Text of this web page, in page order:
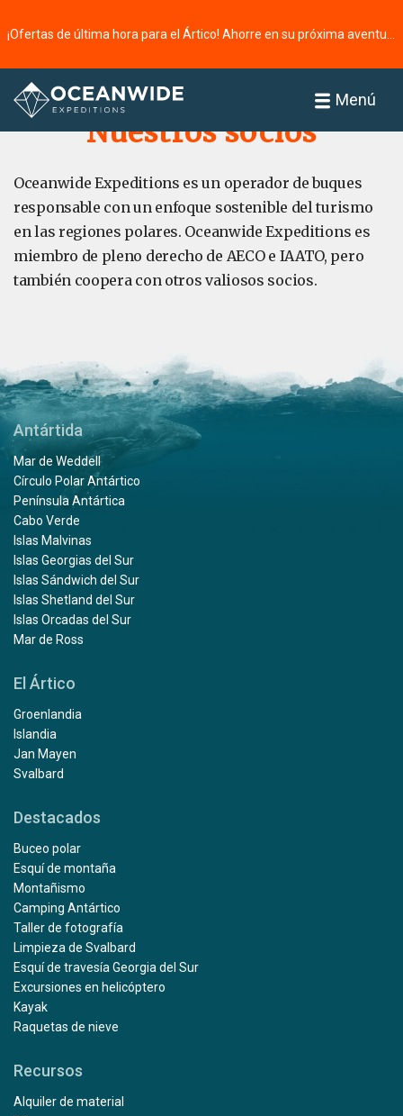
Menú
Página principal
Nuestros socios
Oceanwide Expeditions es un operador de buques
responsable con un enfoque sostenible del turismo
en las regiones polares. Oceanwide Expeditions es
miembro de pleno derecho de AECO e IAATO, pero
también coopera con otros valiosos socios.
Antártida
Mar de Weddell
Círculo Polar Antártico
Península Antártica
Cabo Verde
Islas Malvinas
Islas Georgias del Sur
Islas Sándwich del Sur
Islas Shetland del Sur
Islas Orcadas del Sur
Mar de Ross
El Ártico
Groenlandia
Islandia
Jan Mayen
Svalbard
Destacados
Buceo polar
Esquí de montaña
Montañismo
Camping Antártico
Taller de fotografía
Limpieza de Svalbard
Esquí de travesía Georgia del Sur
Excursiones en helicóptero
Kayak
Raquetas de nieve
Recursos
Alquiler de material